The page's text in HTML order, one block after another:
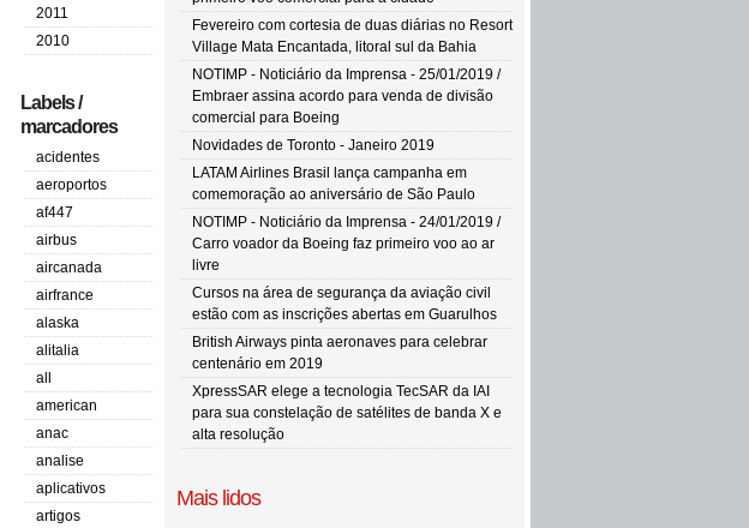
2011
2010
Labels /
marcadores
acidentes
aeroportos
af447
airbus
aircanada
airfrance
alaska
alitalia
all
american
anac
analise
aplicativos
artigos
Fevereiro com cortesia de duas diárias no Resort
Village Mata Encantada, litoral sul da Bahia
NOTIMP - Noticiário da Imprensa - 25/01/2019 /
Embraer assina acordo para venda de divisão
comercial para Boeing
Novidades de Toronto - Janeiro 2019
LATAM Airlines Brasil lança campanha em
comemoração ao aniversário de São Paulo
NOTIMP - Noticiário da Imprensa - 24/01/2019 /
Carro voador da Boeing faz primeiro voo ao ar
livre
Cursos na área de segurança da aviação civil
estão com as inscrições abertas em Guarulhos
British Airways pinta aeronaves para celebrar
centenário em 2019
XpressSAR elege a tecnologia TecSAR da IAI
para sua constelação de satélites de banda X e
alta resolução
Mais lidos